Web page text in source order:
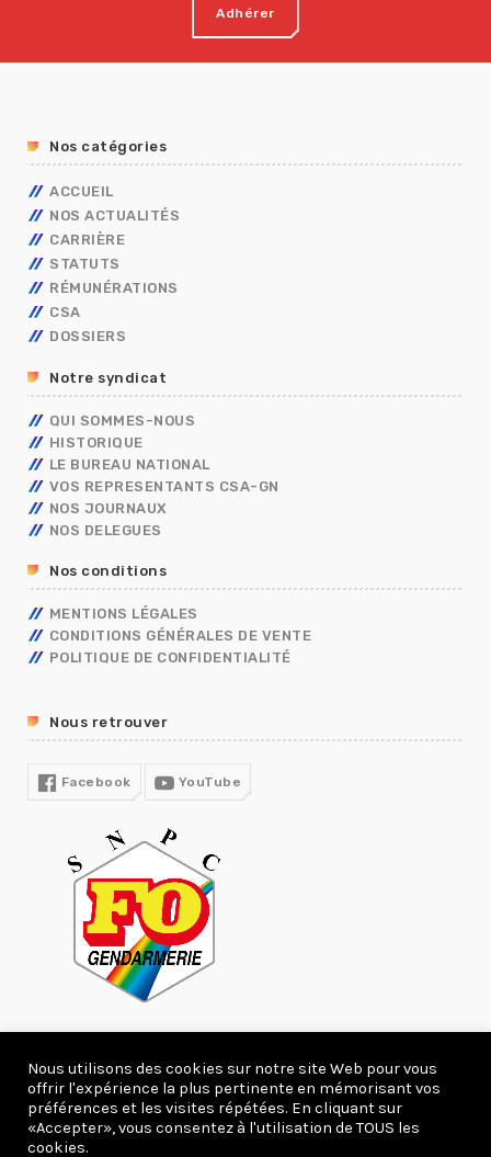
Adhérer
Nos catégories
ACCUEIL
NOS ACTUALITÉS
CARRIÈRE
AVANCEMENT
TECHNIQUES
OUVRIER DE L’ETAT
MOBILITÉ
CAP
CONCOURS/EXAMENS
STATUTS
FONCTIONNAIRES
ADMINISTRATIFS
OUVRIER DE L’ETAT
CONTRACTUELS
ASSISTANT DE SERVICE SOCIAL
RÉMUNÉRATIONS
CALENDRIER DE PAYE
GRILLES INDICIAIRES
PRIMES
ISS
CSA
GENDARMERIE
DOSSIERS
ELECTIONS PRO 2026
CONGÉS
DIALOGUE SOCIAL
ENTRETIEN PROFESSIONNEL
RÈGLEMENTS INTÉRIEURS
TÉLÉTRAVAIL
TEMPS DE TRAVAIL EN GENDARMERIE
FORMATION
R13
COVID19
Notre syndicat
QUI SOMMES-NOUS
HISTORIQUE
LE BUREAU NATIONAL
VOS REPRESENTANTS CSA-GN
NOS JOURNAUX
NOS DELEGUES
Nos conditions
MENTIONS LÉGALES
CONDITIONS GÉNÉRALES DE VENTE
POLITIQUE DE CONFIDENTIALITÉ
Nous retrouver
Facebook YouTube
278311 Visites
Copyright 2020 webcreation66.com.
Nous utilisons des cookies sur notre site Web pour vous
offrir l'expérience la plus pertinente en mémorisant vos
préférences et les visites répétées. En cliquant sur
«Accepter», vous consentez à l'utilisation de TOUS les
cookies.